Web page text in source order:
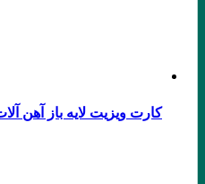
کارت ویزیت لایه باز آهن آلات